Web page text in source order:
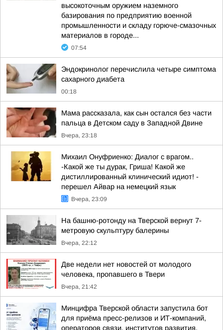
высокоточным оружием наземного
базирования по предприятию военной
промышленности и складу горюче-смазочных
материалов в городе...
07:54
Эндокринолог перечислила четыре симптома
сахарного диабета
00:18
Мама рассказала, как сын остался без части
пальца в Детском саду в Западной Двине
Вчера, 23:18
Михаил Онуфриенко: Диалог с врагом..
-Какой же ты дурак, Гриша! Какой же
дистиллированный клинический идиот! -
перешел Айвар на немецкий язык
Вчера, 23:09
На башню-ротонду на Тверской вернут 7-
метровую скульптуру балерины
Вчера, 22:12
Две недели нет новостей от молодого
человека, пропавшего в Твери
Вчера, 21:42
Минцифра Тверской области запустила бот
для приёма пресс-релизов и ИТ-компаний,
операторов связи, институтов развития,